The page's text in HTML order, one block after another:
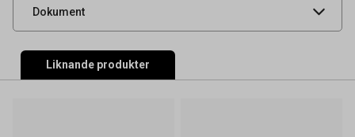
Dokument
Livsmedelsdatablad
Liknande produkter